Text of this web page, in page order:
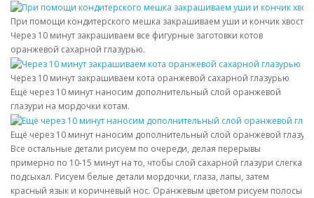
При помощи кондитерского мешка закрашиваем уши и кончик хвоста
Через 10 минут закрашиваем все фигурные заготовки котов
оранжевой сахарной глазурью.
Через 10 минут закрашиваем кота оранжевой сахарной глазурью
Ещё через 10 минут наносим дополнительный слой оранжевой
глазури на мордочки котам.
Ещё через 10 минут наносим дополнительный слой оранжевой
Все остальные детали рисуем по очереди, делая перерывы
примерно по 10-15 минут на то, чтобы слой сахарной глазури слегка
подсыхал. Рисуем белые детали мордочки, глаза, лапы, затем
красный язык и коричневый нос. Оранжевым цветом рисуем полосы